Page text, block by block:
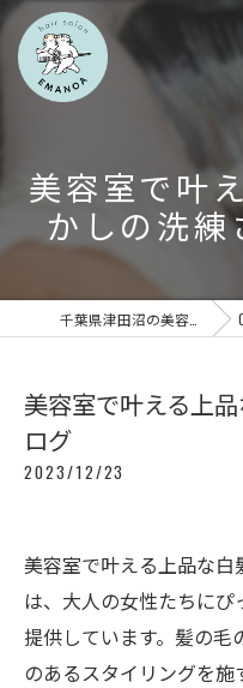
美容室で叶
かしの洗
美容室で叶える上
ログ
2023/12/23
美容室で叶える上品な
は、大人の女性たちに
提供しています。髪の
のあるスタイリングを